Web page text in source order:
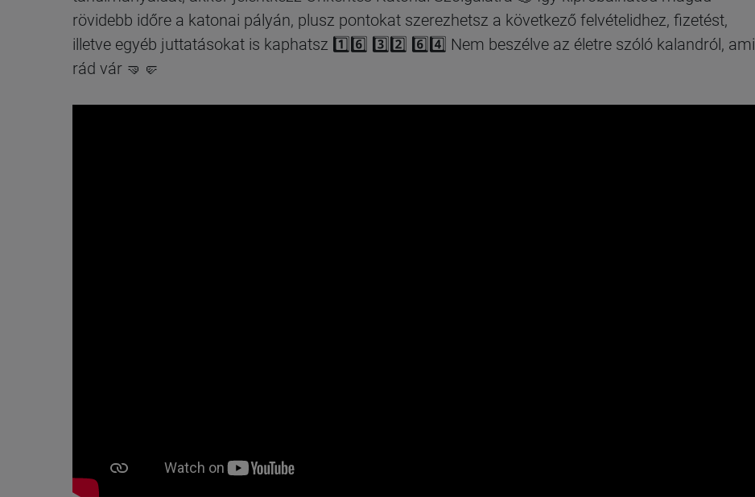
rövidebb időre a katonai pályán, plusz pontokat szerezhetsz a következő felvételidhez, fizetést,
illetve egyéb juttatásokat is kaphatsz 1️⃣6️⃣ 3️⃣2️⃣ 6️⃣4️⃣ Nem beszélve az életre szóló kalandról, ami
rád vár 🤜🤛